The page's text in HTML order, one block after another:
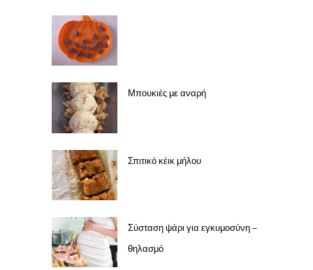
Μπουκιές με αναρή
Σπιτικό κέικ μήλου
Σύσταση ψάρι για εγκυμοσύνη –
θηλασμό